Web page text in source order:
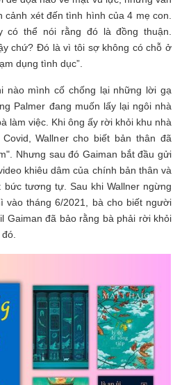
cảnh xét đến tình hình của 4 mẹ con.
có thể nói rằng đó là đồng thuận.
chứ? Đó là vì tôi sợ không có chỗ ở
dụng tình dục”.
nào mình cố chống lại những lời gạ
Palmer đang muốn lấy lại ngôi nhà
làm việc. Khi ông ấy rời khỏi khu nhà
Wallner cho biết bản thân đã
Nhưng sau đó Gaiman bắt đầu gửi
khiêu dâm của chính bản thân và
tương tự. Sau khi Wallner ngừng
vào tháng 6/2021, bà cho biết người
Gaiman đã bảo rằng bà phải rời khỏi